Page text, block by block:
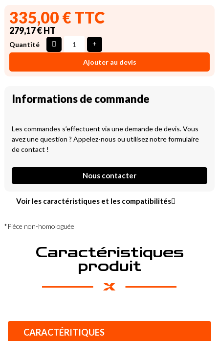
335,00 € TTC
279,17 € HT
Quantité
Ajouter au devis
Informations de commande
Les commandes s’effectuent via une demande de devis. Vous
avez une question ? Appelez-nous ou utilisez notre formulaire
de contact !
Nous contacter
Voir les caractéristiques et les compatibilités
*Pièce non-homologuée
Caractéristiques
produit
CARACTÉRITIQUES